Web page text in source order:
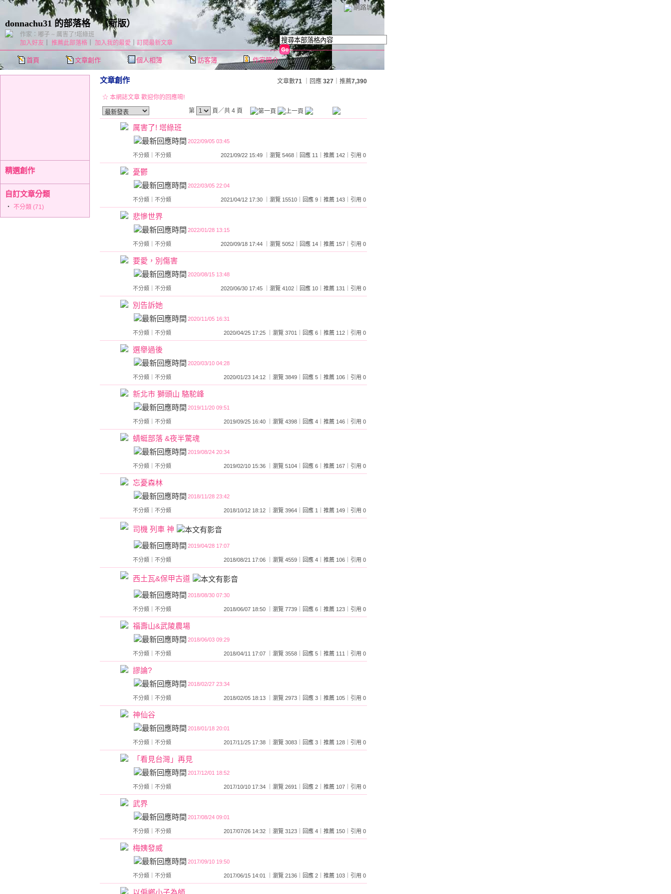
網路城邦
donnachu31 的部落格（新版）
首頁 文章創作 個人相簿 訪客簿 作家簡介
加入好友 推薦此部落格 加入我的最愛 訂閱最新文章
作家：嘟子 ~ 厲害了!塔綠班
精選創作
自訂文章分類
‧ 不分類 (71)
文章創作 文章數71 ｜回應 327 ｜推薦7,390
☆ 本網誌文章 歡迎你的回應唷!
第
頁／共 4 頁
厲害了! 塔綠班
2022/09/05 03:45
不分類 不分類 2021/09/22 15:49 ｜瀏覽 5468｜回應 11｜推薦 142｜引用 0
憂鬱
2022/03/05 22:04
不分類 不分類 2021/04/12 17:30 ｜瀏覽 15510｜回應 9｜推薦 143｜引用 0
悲慘世界
2022/01/28 13:15
不分類 不分類 2020/09/18 17:44 ｜瀏覽 5052｜回應 14｜推薦 157｜引用 0
要愛，別傷害
2020/08/15 13:48
不分類 不分類 2020/06/30 17:45 ｜瀏覽 4102｜回應 10｜推薦 131｜引用 0
別告訴她
2020/11/05 16:31
不分類 不分類 2020/04/25 17:25 ｜瀏覽 3701｜回應 6｜推薦 112｜引用 0
選舉過後
2020/03/10 04:28
不分類 不分類 2020/01/23 14:12 ｜瀏覽 3849｜回應 5｜推薦 106｜引用 0
新北市 獅頭山 駱駝峰
2019/11/20 09:51
不分類 不分類 2019/09/25 16:40 ｜瀏覽 4398｜回應 4｜推薦 146｜引用 0
蜻蜓部落 &夜半驚魂
2019/08/24 20:34
不分類 不分類 2019/02/10 15:36 ｜瀏覽 5104｜回應 6｜推薦 167｜引用 0
忘憂森林
2018/11/28 23:42
不分類 不分類 2018/10/12 18:12 ｜瀏覽 3964｜回應 1｜推薦 149｜引用 0
司機 列車 神
2019/04/28 17:07
不分類 不分類 2018/08/21 17:06 ｜瀏覽 4559｜回應 4｜推薦 106｜引用 0
西土瓦&保甲古道
2018/08/30 07:30
不分類 不分類 2018/06/07 18:50 ｜瀏覽 7739｜回應 6｜推薦 123｜引用 0
福壽山&武陵農場
2018/06/03 09:29
不分類 不分類 2018/04/11 17:07 ｜瀏覽 3558｜回應 5｜推薦 111｜引用 0
謬論?
2018/02/27 23:34
不分類 不分類 2018/02/05 18:13 ｜瀏覽 2973｜回應 3｜推薦 105｜引用 0
神仙谷
2018/01/18 20:01
不分類 不分類 2017/11/25 17:38 ｜瀏覽 3083｜回應 3｜推薦 128｜引用 0
「看見台灣」再見
2017/12/01 18:52
不分類 不分類 2017/10/10 17:34 ｜瀏覽 2691｜回應 2｜推薦 107｜引用 0
武界
2017/08/24 09:01
不分類 不分類 2017/07/26 14:32 ｜瀏覽 3123｜回應 4｜推薦 150｜引用 0
梅姨發威
2017/09/10 19:50
不分類 不分類 2017/06/15 14:01 ｜瀏覽 2136｜回應 2｜推薦 103｜引用 0
以偏鄉小子為師